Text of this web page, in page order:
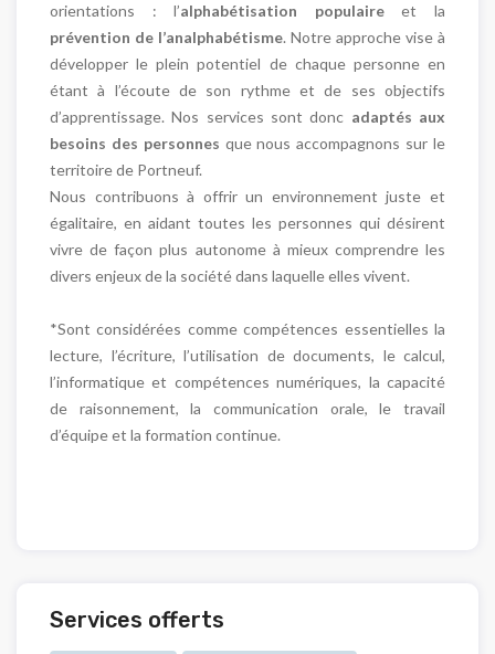
orientations : l’alphabétisation populaireet la
prévention de l’analphabétisme. Notre approche vise à
développer le plein potentiel de chaque personne en
étant à l’écoute de son rythme et de ses objectifs
d’apprentissage. Nos services sont donc adaptés aux
besoins des personnes que nous accompagnons sur le
territoire de Portneuf.
Nous contribuons à offrir un environnement juste et
égalitaire, en aidant toutes les personnes qui désirent
vivre de façon plus autonome à mieux comprendre les
divers enjeux de la société dans laquelle elles vivent.
*Sont considérées comme compétences essentielles la
lecture, l’écriture, l’utilisation de documents, le calcul,
l’informatique et compétences numériques, la capacité
de raisonnement, la communication orale, le travail
d’équipe et la formation continue.
Services offerts